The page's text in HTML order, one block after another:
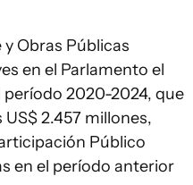
Obras Públicas
en el Parlamento el
período 2020-2024, que
2.457 millones,
Público
en el período anterior